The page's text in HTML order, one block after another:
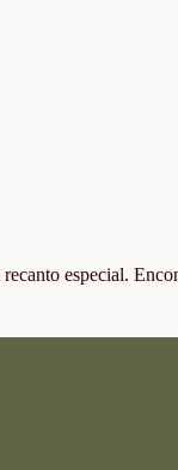
especial.